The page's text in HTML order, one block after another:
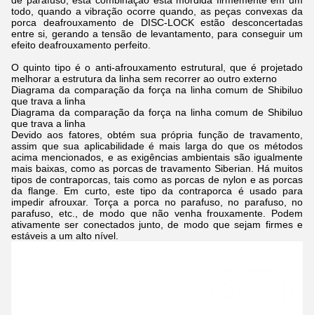
todo, quando a vibração ocorre quando, as peças convexas da
porca deafrouxamento de DISC-LOCK estão desconcertadas
entre si, gerando a tensão de levantamento, para conseguir um
efeito deafrouxamento perfeito.
O quinto tipo é o anti-afrouxamento estrutural, que é projetado
melhorar a estrutura da linha sem recorrer ao outro externo
Diagrama da comparação da força na linha comum de Shibiluo
que trava a linha
Diagrama da comparação da força na linha comum de Shibiluo
que trava a linha
Devido aos fatores, obtém sua própria função de travamento,
assim que sua aplicabilidade é mais larga do que os métodos
acima mencionados, e as exigências ambientais são igualmente
mais baixas, como as porcas de travamento Siberian. Há muitos
tipos de contraporcas, tais como as porcas de nylon e as porcas
da flange. Em curto, este tipo da contraporca é usado para
impedir afrouxar. Torça a porca no parafuso, no parafuso, no
parafuso, etc., de modo que não venha frouxamente. Podem
ativamente ser conectados junto, de modo que sejam firmes e
estáveis a um alto nível.